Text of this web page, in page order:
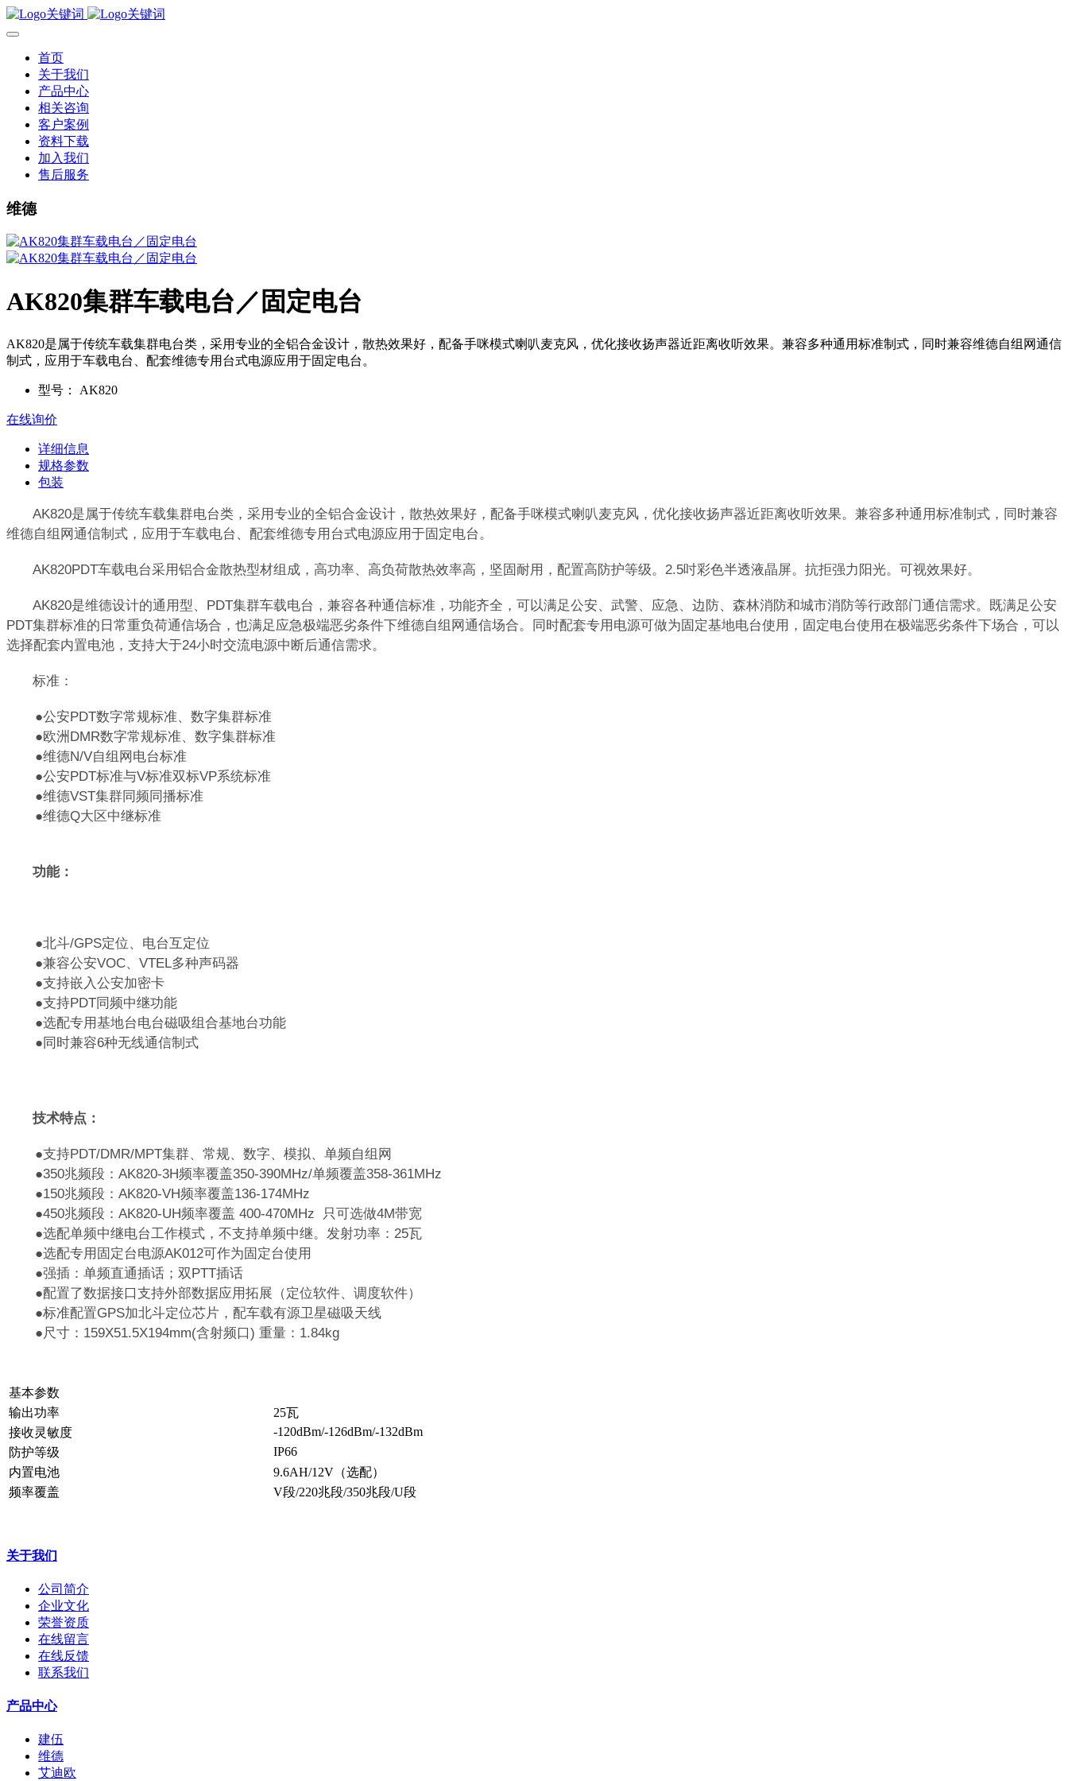
首页
关于我们
产品中心
相关咨询
客户案例
资料下载
加入我们
售后服务
维德
AK820集群车载电台／固定电台
AK820是属于传统车载集群电台类，采用专业的全铝合金设计，散热效果好，配备手咪模式喇叭麦克风，优化接收扬声器近距离收听效果。兼容多种通用标准制式，同时兼容维德自组网通信
制式，应用于车载电台、配套维德专用台式电源应用于固定电台。
型号： AK820
在线询价
详细信息
规格参数
包装
AK820是属于传统车载集群电台类，采用专业的全铝合金设计，散热效果好，配备手咪模式喇叭麦克风，优化接收扬声器近距离收听效果。兼容多种通用标准制式，同时兼容
维德自组网通信制式，应用于车载电台、配套维德专用台式电源应用于固定电台。
AK820PDT车载电台采用铝合金散热型材组成，高功率、高负荷散热效率高，坚固耐用，配置高防护等级。2.5吋彩色半透液晶屏。抗拒强力阳光。可视效果好。
AK820是维德设计的通用型、PDT集群车载电台，兼容各种通信标准，功能齐全，可以满足公安、武警、应急、边防、森林消防和城市消防等行政部门通信需求。既满足公安
PDT集群标准的日常重负荷通信场合，也满足应急极端恶劣条件下维德自组网通信场合。同时配套专用电源可做为固定基地电台使用，固定电台使用在极端恶劣条件下场合，可以
选择配套内置电池，支持大于24小时交流电源中断后通信需求。
标准：
●公安PDT数字常规标准、数字集群标准
●欧洲DMR数字常规标准、数字集群标准
●维德N/V自组网电台标准
●公安PDT标准与V标准双标VP系统标准
●维德VST集群同频同播标准
●维德Q大区中继标准
功能：
●北斗/GPS定位、电台互定位
●兼容公安VOC、VTEL多种声码器
●支持嵌入公安加密卡
●支持PDT同频中继功能
●选配专用基地台电台磁吸组合基地台功能
●同时兼容6种无线通信制式
技术特点：
●支持PDT/DMR/MPT集群、常规、数字、模拟、单频自组网
●350兆频段：AK820-3H频率覆盖350-390MHz/单频覆盖358-361MHz
●150兆频段：AK820-VH频率覆盖136-174MHz
●450兆频段：AK820-UH频率覆盖 400-470MHz 只可选做4M带宽
●选配单频中继电台工作模式，不支持单频中继。发射功率：25瓦
●选配专用固定台电源AK012可作为固定台使用
●强插：单频直通插话；双PTT插话
●配置了数据接口支持外部数据应用拓展（定位软件、调度软件）
●标准配置GPS加北斗定位芯片，配车载有源卫星磁吸天线
●尺寸：159X51.5X194mm(含射频口) 重量：1.84kg
基本参数
输出功率
25瓦
接收灵敏度
-120dBm/-126dBm/-132dBm
防护等级
IP66
内置电池
9.6AH/12V（选配）
频率覆盖
V段/220兆段/350兆段/U段
关于我们
公司简介
企业文化
荣誉资质
在线留言
在线反馈
联系我们
产品中心
建伍
维德
艾迪欧